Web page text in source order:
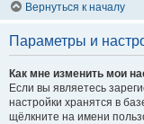
Вернуться к началу
Параметры и
Как мне изменить мои
Если вы являетесь
настройки хранятся в
щёлкните на имени